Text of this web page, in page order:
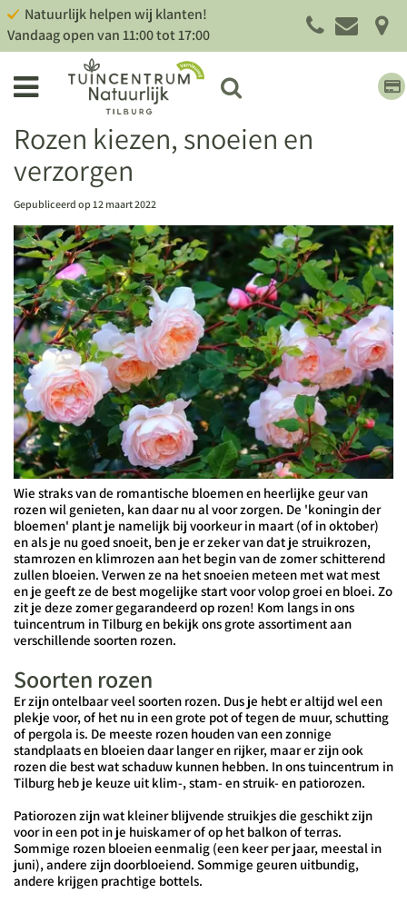
Natuurlijk helpen wij klanten!
Vandaag open van11:00tot17:00
Rozen kiezen, snoeien en
verzorgen
Gepubliceerd op 12 maart 2022
Wie straks van de romantische bloemen en heerlijke geur van
rozenwil genieten, kan daar nu al voor zorgen. De 'koningin der
bloemen' plant je namelijk bij voorkeur in maart (of in oktober)
en als je nu goed snoeit, ben je er zeker van dat je struikrozen,
stamrozen en klimrozen aan het begin van de zomer schitterend
zullen bloeien. Verwen ze na het snoeien meteen met wat mest
en je geeft ze de best mogelijke start voor volop groei en bloei. Zo
zit je deze zomer gegarandeerd op rozen! Kom langs in ons
tuincentrum in Tilburg en bekijk ons grote assortiment aan
verschillende soorten rozen.
Soorten rozen
Er zijn ontelbaar veel soorten rozen. Dus je hebt er altijd wel een
plekje voor, of het nu in een grote pot of tegen de muur, schutting
of pergola is. De meeste rozen houden van een zonnige
standplaats en bloeien daar langer en rijker, maar er zijn ook
rozen die best wat schaduw kunnen hebben. In ons tuincentrum in
Tilburg heb je keuze uit klim-, stam- en struik- en patiorozen.
Patiorozen zijn wat kleiner blijvende struikjes die geschikt zijn
voor in een pot in je huiskamer of op het balkon of terras.
Sommige rozen bloeien eenmalig (een keer per jaar, meestal in
juni), andere zijn doorbloeiend. Sommige geuren uitbundig,
andere krijgen prachtige bottels.